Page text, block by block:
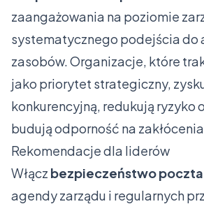
zaangażowania na poziomie
systematycznego podejścia do
zasobów. Organizacje, które
jako priorytet strategiczny,
konkurencyjną, redukują ryzyko
budują odporność na
Rekomendacje dla liderów
Włącz bezpieczeństwo poczta
agendy zarządu i regularnych